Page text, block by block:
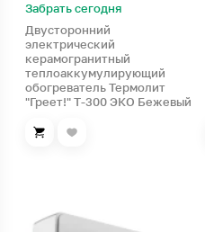
Забрать сегодня
Двусторонний
электрический
керамогранитный
теплоаккумулирующий
обогреватель Термолит
"Греет!" Т-300 ЭКО Бежевый